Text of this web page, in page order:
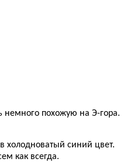
немного похожую на Э-гора.
холодноватый синий цвет.
как всегда.